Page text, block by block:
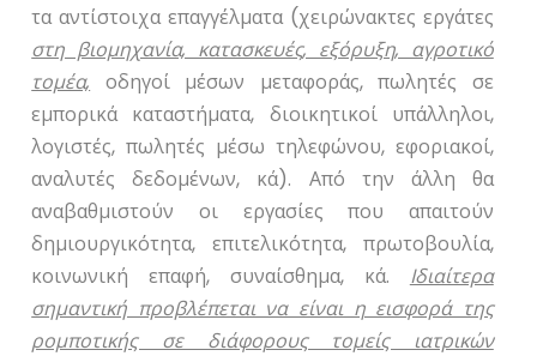
τα αντίστοιχα επαγγέλματα (χειρώνακτες εργάτες
στη βιομηχανία, κατασκευές, εξόρυξη, αγροτικό
τομέα, οδηγοί μέσων μεταφοράς, πωλητές σε
εμπορικά καταστήματα, διοικητικοί υπάλληλοι,
λογιστές, πωλητές μέσω τηλεφώνου, εφοριακοί,
αναλυτές δεδομένων, κά). Από την άλλη θα
αναβαθμιστούν οι εργασίες που απαιτούν
δημιουργικότητα, επιτελικότητα, πρωτοβουλία,
κοινωνική επαφή, συναίσθημα, κά. Ιδιαίτερα
σημαντική προβλέπεται να είναι η εισφορά της
ρομποτικής σε διάφορους τομείς ιατρικών